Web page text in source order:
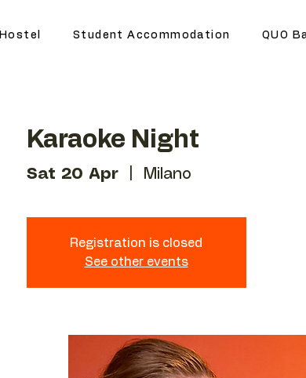
Hostel Student Accommodation QUO
Karaoke Night
Sat 20 Apr
  |
Milano
Registration is closed
See other events